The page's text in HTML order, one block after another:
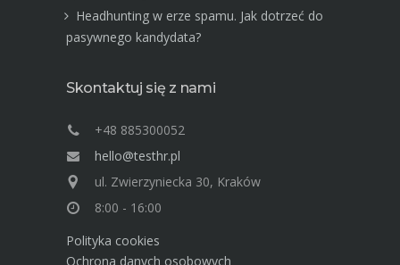
Headhunting w erze spamu. Jak dotrzeć do
pasywnego kandydata?
Skontaktuj się z nami
+48 885300052
hello@testhr.pl
ul. Zwierzyniecka 30, Kraków
8:00 - 16:00
Polityka cookies
Ochrona danych osobowych